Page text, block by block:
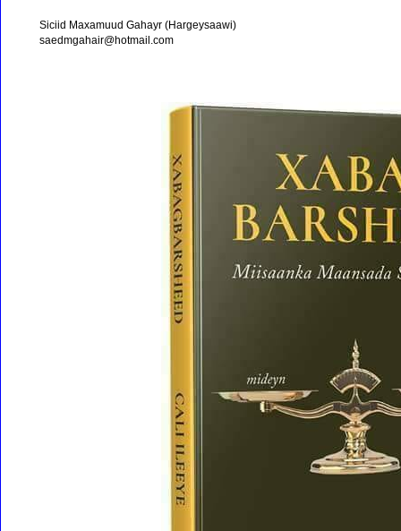
Siciid Maxamuud Gahayr (Hargeysaawi)
saedmgahair@hotmail.com